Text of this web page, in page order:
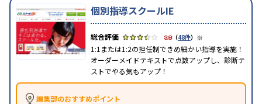
個別指導スクールIE
3.8（48件） ※
1:1または1:2の担任制できめ細かい指導を実施！
オーダーメイドテキストで点数アップし、診断テ
ストでやる気もアップ！
編集部のおすすめポイント